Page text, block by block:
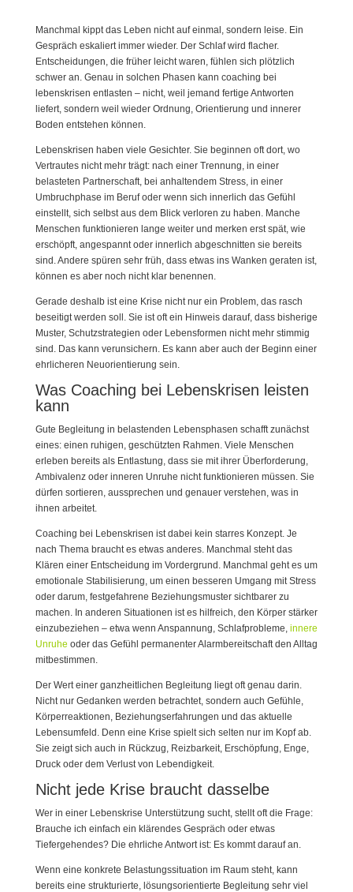
Manchmal kippt das Leben nicht auf einmal, sondern leise. Ein
Gespräch eskaliert immer wieder. Der Schlaf wird flacher.
Entscheidungen, die früher leicht waren, fühlen sich plötzlich
schwer an. Genau in solchen Phasen kann coaching bei
lebenskrisen entlasten – nicht, weil jemand fertige Antworten
liefert, sondern weil wieder Ordnung, Orientierung und innerer
Boden entstehen können.
Lebenskrisen haben viele Gesichter. Sie beginnen oft dort, wo
Vertrautes nicht mehr trägt: nach einer Trennung, in einer
belasteten Partnerschaft, bei anhaltendem Stress, in einer
Umbruchphase im Beruf oder wenn sich innerlich das Gefühl
einstellt, sich selbst aus dem Blick verloren zu haben. Manche
Menschen funktionieren lange weiter und merken erst spät, wie
erschöpft, angespannt oder innerlich abgeschnitten sie bereits
sind. Andere spüren sehr früh, dass etwas ins Wanken geraten ist,
können es aber noch nicht klar benennen.
Gerade deshalb ist eine Krise nicht nur ein Problem, das rasch
beseitigt werden soll. Sie ist oft ein Hinweis darauf, dass bisherige
Muster, Schutzstrategien oder Lebensformen nicht mehr stimmig
sind. Das kann verunsichern. Es kann aber auch der Beginn einer
ehrlicheren Neuorientierung sein.
Was Coaching bei Lebenskrisen leisten
kann
Gute Begleitung in belastenden Lebensphasen schafft zunächst
eines: einen ruhigen, geschützten Rahmen. Viele Menschen
erleben bereits als Entlastung, dass sie mit ihrer Überforderung,
Ambivalenz oder inneren Unruhe nicht funktionieren müssen. Sie
dürfen sortieren, aussprechen und genauer verstehen, was in
ihnen arbeitet.
Coaching bei Lebenskrisen ist dabei kein starres Konzept. Je
nach Thema braucht es etwas anderes. Manchmal steht das
Klären einer Entscheidung im Vordergrund. Manchmal geht es um
emotionale Stabilisierung, um einen besseren Umgang mit Stress
oder darum, festgefahrene Beziehungsmuster sichtbarer zu
machen. In anderen Situationen ist es hilfreich, den Körper stärker
einzubeziehen – etwa wenn Anspannung, Schlafprobleme, innere
Unruhe oder das Gefühl permanenter Alarmbereitschaft den Alltag
mitbestimmen.
Der Wert einer ganzheitlichen Begleitung liegt oft genau darin.
Nicht nur Gedanken werden betrachtet, sondern auch Gefühle,
Körperreaktionen, Beziehungserfahrungen und das aktuelle
Lebensumfeld. Denn eine Krise spielt sich selten nur im Kopf ab.
Sie zeigt sich auch in Rückzug, Reizbarkeit, Erschöpfung, Enge,
Druck oder dem Verlust von Lebendigkeit.
Nicht jede Krise braucht dasselbe
Wer in einer Lebenskrise Unterstützung sucht, stellt oft die Frage:
Brauche ich einfach ein klärendes Gespräch oder etwas
Tiefergehendes? Die ehrliche Antwort ist: Es kommt darauf an.
Wenn eine konkrete Belastungssituation im Raum steht, kann
bereits eine strukturierte, lösungsorientierte Begleitung sehr viel